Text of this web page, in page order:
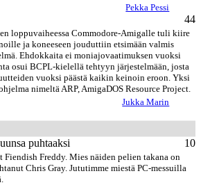
Pekka Pessi
44
loppuvaiheessa Commodore-Amigalle tuli kiire
ja koneeseen jouduttiin etsimään valmis
Ehdokkaita ei moniajovaatimuksen vuoksi
osui BCPL-kielellä tehtyyn järjestelmään, josta
vuoksi päästä kaikin keinoin eroon. Yksi
nimeltä ARP, AmigaDOS Resource Project.
Jukka Marin
puhtaaksi 10
Freddy. Mies näiden pelien takana on
Chris Gray. Jututimme miestä PC-messuilla